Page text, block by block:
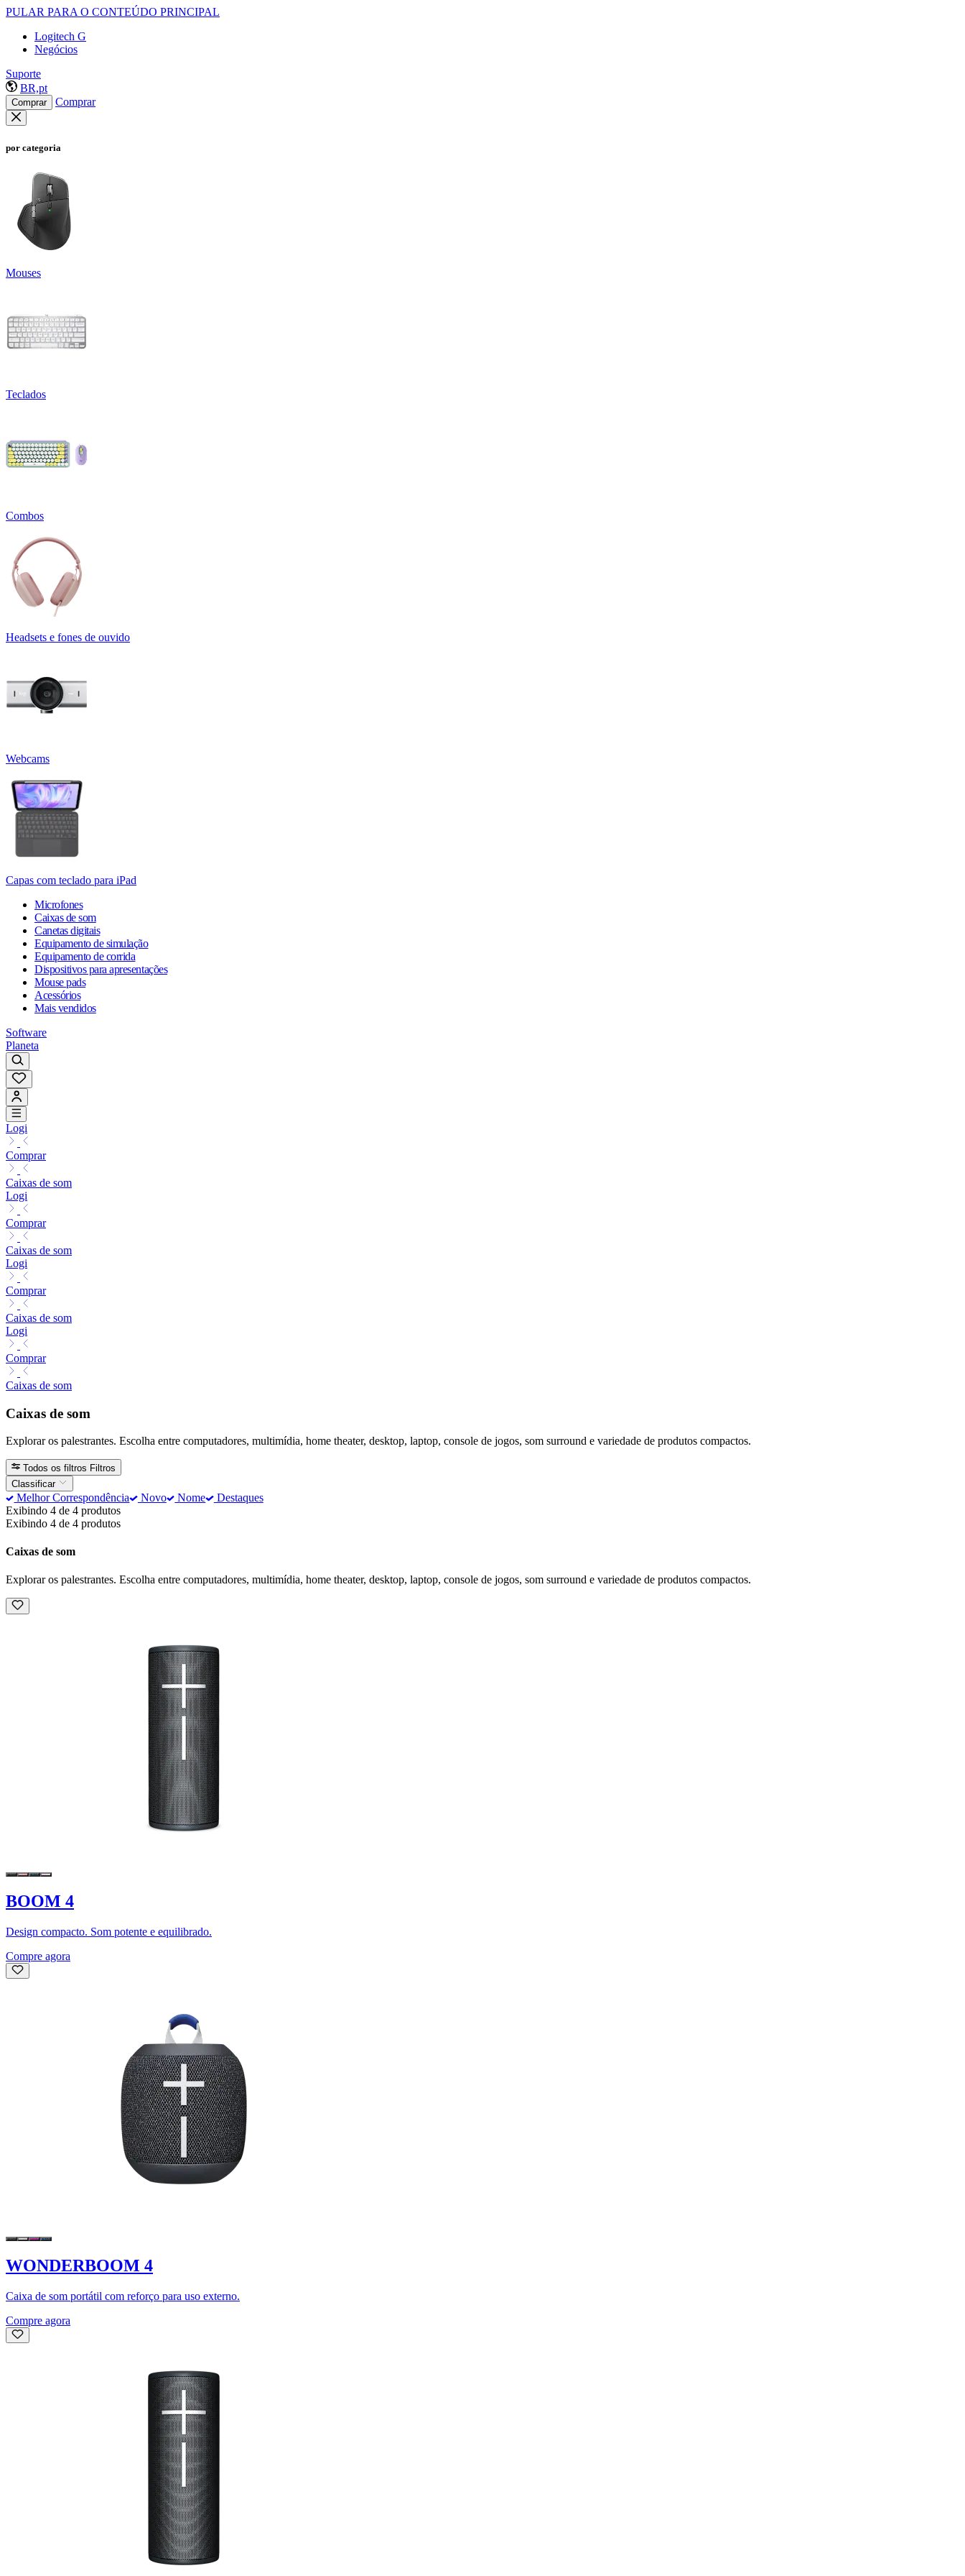
PULAR PARA O CONTEÚDO PRINCIPAL
Logitech G
Negócios
Suporte
BR,pt
Comprar Comprar
por categoria
Mouses
Teclados
Combos
Headsets e fones de ouvido
Webcams
Capas com teclado para iPad
Microfones
Caixas de som
Canetas digitais
Equipamento de simulação
Equipamento de corrida
Dispositivos para apresentações
Mouse pads
Acessórios
Mais vendidos
Software
Planeta
Logi
Comprar
Caixas de som
Logi
Comprar
Caixas de som
Logi
Comprar
Caixas de som
Logi
Comprar
Caixas de som
Caixas de som
Explorar os palestrantes. Escolha entre computadores, multimídia, home theater, desktop, laptop, console de jogos, som surround e variedade de produtos compactos.
Todos os filtros Filtros
Classificar
Melhor Correspondência Novo Nome
Destaques
Exibindo 4 de 4 produtos
Exibindo 4 de 4 produtos
Caixas de som
Explorar os palestrantes. Escolha entre computadores, multimídia, home theater, desktop, laptop, console de jogos, som surround e variedade de produtos compactos.
BOOM 4
Design compacto. Som potente e equilibrado.
Compre agora
WONDERBOOM 4
Caixa de som portátil com reforço para uso externo.
Compre agora